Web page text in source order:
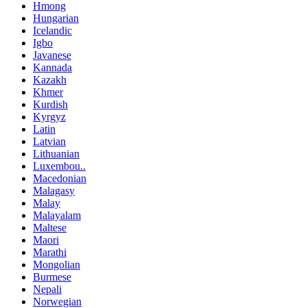
Hmong
Hungarian
Icelandic
Igbo
Javanese
Kannada
Kazakh
Khmer
Kurdish
Kyrgyz
Latin
Latvian
Lithuanian
Luxembou..
Macedonian
Malagasy
Malay
Malayalam
Maltese
Maori
Marathi
Mongolian
Burmese
Nepali
Norwegian